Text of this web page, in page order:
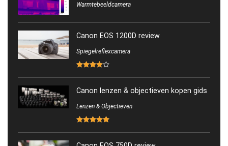
Warmtebeeldcamera
Canon EOS 1200D review
Spiegelreflexcamera
Canon lenzen & objectieven kopen gids
Lenzen & Objectieven